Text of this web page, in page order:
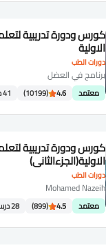
دورات الطب
كورس ودورة تدريبية
الاولية
برنامج في العضل
معتمد 4.6
(10199) 41 درس
دورات الطب
كورس ودورة تدريبية
الاولية(الجزءالثانى)
Mohamed Nazeih
معتمد 4.5
(899) 28 درس